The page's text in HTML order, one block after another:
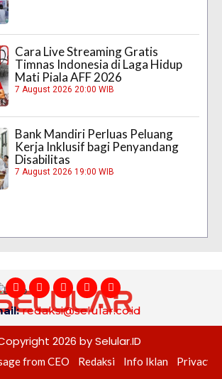
Cara Live Streaming Gratis
Timnas Indonesia di Laga Hidup
Mati Piala AFF 2026
7 August 2026 20:00 WIB
Bank Mandiri Perluas Peluang
Kerja Inklusif bagi Penyandang
Disabilitas
7 August 2026 19:00 WIB
redaksi@selular.co.id
2026 by Selular.ID
from CEO Redaksi Info Iklan Privacy